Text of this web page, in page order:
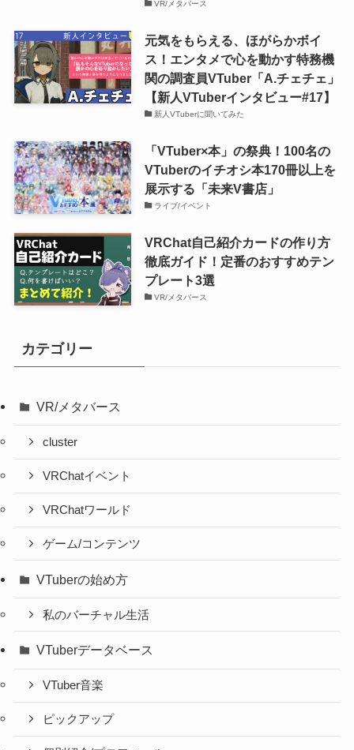
VR/メタバース
元気をもらえる、ほがらかボイ
ス！エンタメで心を動かす特務機
関の調査員VTuber「A.チェチェ」
【新人VTuberインタビュー#17】
新人VTuberに聞いてみた
「VTuber×本」の祭典！100名の
VTuberのイチオシ本170冊以上を
展示する「未来V書店」
ライブ/イベント
VRChat自己紹介カードの作り方
徹底ガイド！定番のおすすめテン
プレート3選
VR/メタバース
カテゴリー
VR/メタバース
cluster
VRChatイベント
VRChatワールド
ゲーム/コンテンツ
VTuberの始め方
私のバーチャル生活
VTuberデータベース
VTuber音楽
ピックアップ